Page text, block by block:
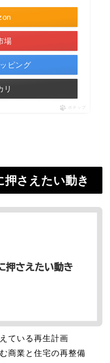
場
ピング
リ
ポチップ
さえたい動き
ている再生計画
商業と住宅の再整備